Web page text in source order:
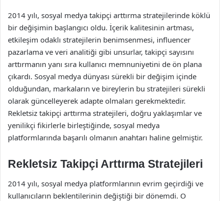
2014 yılı, sosyal medya takipçi arttırma stratejilerinde köklü
bir değişimin başlangıcı oldu. İçerik kalitesinin artması,
etkileşim odaklı stratejilerin benimsenmesi, influencer
pazarlama ve veri analitiği gibi unsurlar, takipçi sayısını
arttırmanın yanı sıra kullanıcı memnuniyetini de ön plana
çıkardı. Sosyal medya dünyası sürekli bir değişim içinde
olduğundan, markaların ve bireylerin bu stratejileri sürekli
olarak güncelleyerek adapte olmaları gerekmektedir.
Rekletsiz takipçi arttırma stratejileri, doğru yaklaşımlar ve
yenilikçi fikirlerle birleştiğinde, sosyal medya
platformlarında başarılı olmanın anahtarı haline gelmiştir.
Rekletsiz Takipçi Arttırma Stratejileri
2014 yılı, sosyal medya platformlarının evrim geçirdiği ve
kullanıcıların beklentilerinin değiştiği bir dönemdi. O